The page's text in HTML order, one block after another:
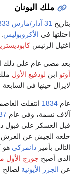
ملك اليونان
بتاريخ 31 آذار/مارس
احتلتها في الأكروبوليس
اغتيل الرئيس
بعد مضي عام على ذلك
أوتو ابن لودفيغ الأول
لايزال حينها في
عام 1834 انتقلت
آلاف نسمة، وفي عام
قبل العسكر على قبول
خلعه الجيش عن العرش
التالي بأمير دانمركي هو
الذي أصبح جورج الأول
عن الجزر الأيونية لصالح